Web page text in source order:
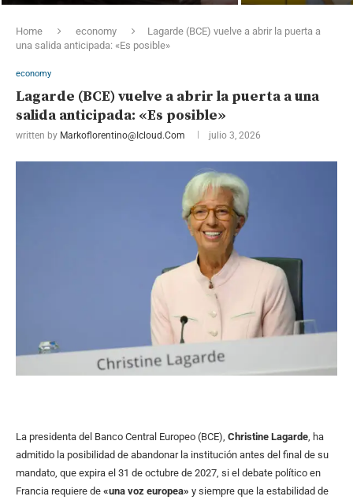
Home economy
Lagarde (BCE) vuelve a abrir la puerta a
una salida anticipada: «Es posible»
economy
Lagarde (BCE) vuelve a abrir la puerta a una
salida anticipada: «Es posible»
written by Markoflorentino@icloud.com julio 3, 2026
La presidenta del Banco Central Europeo (BCE), Christine Lagarde , ha
admitido la posibilidad de abandonar la institución antes del final de su
mandato, que expira el 31 de octubre de 2027, si el debate político en
Francia requiere de «una voz europea» y siempre que la estabilidad de